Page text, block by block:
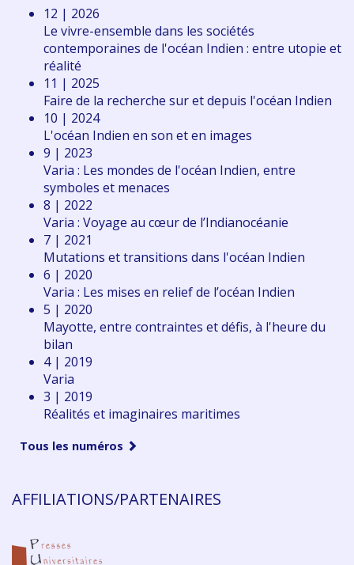
12 | 2026
Le vivre-ensemble dans les sociétés
contemporaines de l'océan Indien : entre utopie et
réalité
11 | 2025
Faire de la recherche sur et depuis l'océan Indien
10 | 2024
L'océan Indien en son et en images
9 | 2023
Varia : Les mondes de l'océan Indien, entre
symboles et menaces
8 | 2022
Varia : Voyage au cœur de l’Indianocéanie
7 | 2021
Mutations et transitions dans l'océan Indien
6 | 2020
Varia : Les mises en relief de l’océan Indien
5 | 2020
Mayotte, entre contraintes et défis, à l'heure du
bilan
4 | 2019
Varia
3 | 2019
Réalités et imaginaires maritimes
Tous les numéros
AFFILIATIONS/PARTENAIRES